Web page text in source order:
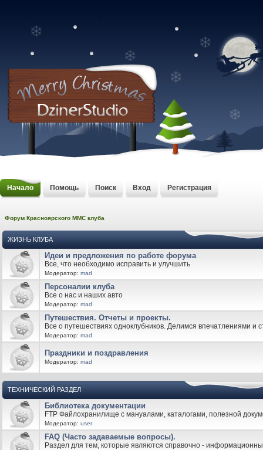
Начало Помощь Поиск Вход Регистрация
Форум Красноярского MMC клуба
ЖИЗНЬ КЛУБА
Идеи и предложения по работе форума
Все, что необходимо исправить и улучшить
Модератор:mad
Персоналии клуба
Все о нас и наших авто
Модератор:mad
Путешествия. Отчеты и проекты.
Все о путешествиях одноклубников. Делимся впечатлениями и
Модератор:mad
Праздники и поздравления
Модератор:mad
ТЕХНИЧЕСКИЙ РАЗДЕЛ
Библиотека документации
FTP Файлохранилище с мануалами, каталогами, полезной
Модератор:user
FAQ (Часто задаваемые вопросы).
Раздел для тем, которые являются справочно -